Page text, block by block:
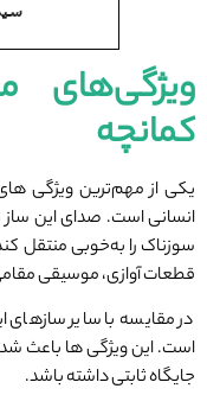
ویژگی‌های
کمانچه
یکی از مهم‌ترین ویژگی
انسانی است. صدای این ساز
سوزناک را به‌خوبی منتقل
قطعات آوازی، موسیقی
در مقایسه با سایر
است. این ویژگی‌ ها باعث
جایگاه ثابتی داشته باشد.